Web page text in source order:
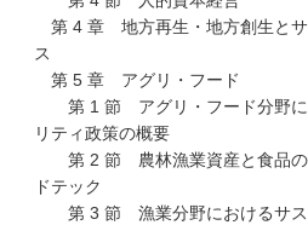
第 4 章 地方再生・地方創生とサ
ス
第 5 章 アグリ・フード
第 1 節 アグリ・フード分野に
リティ政策の概要
第 2 節 農林漁業資産と食品の
ドテック
第 3 節 漁業分野におけるサス